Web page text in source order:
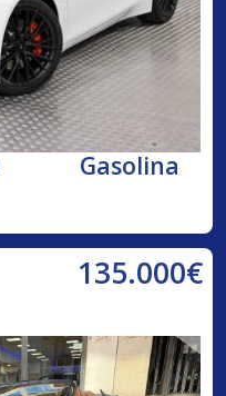
Gasolina
135.000€